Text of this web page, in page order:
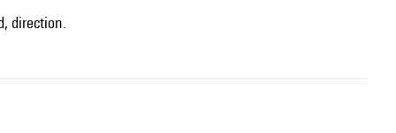
direction.